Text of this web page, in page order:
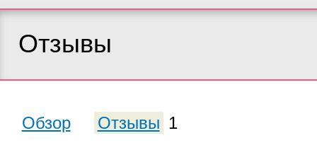
Отзывы
Обзор Отзывы 1